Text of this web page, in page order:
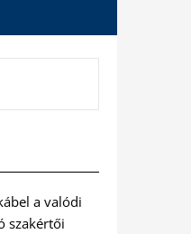
a valódi
szakértői